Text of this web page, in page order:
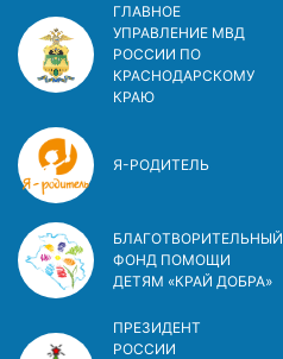
ГЛАВНОЕ
УПРАВЛЕНИЕ МВД
РОССИИ ПО
КРАСНОДАРСКОМУ
КРАЮ
Я-РОДИТЕЛЬ
БЛАГОТВОРИТЕЛЬНЫЙ
ФОНД ПОМОЩИ
ДЕТЯМ «КРАЙ ДОБРА»
ПРЕЗИДЕНТ
РОССИИ